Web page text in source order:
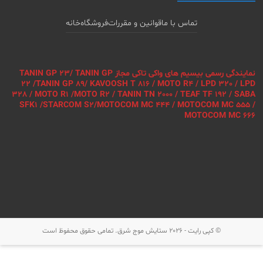
خانهفروشگاهقوانین و مقرراتتماس با ما
نمایندگی رسمی بیسیم های واکی تاکی مجاز TANIN GP 23/ TANIN GP
22 /TANIN GP 89/ KAVOOSH T 816 / MOTO R4 / LPD 320 / LPD
328 / MOTO R1 /MOTO R2 / TANIN TN 2000 / TEAF TF 192 / SABA
SFK1 /STARCOM S2/MOTOCOM MC 444 / MOTOCOM MC 555 /
MOTOCOM MC 666
© کپی رایت - 2026 ستایش موج شرق. تمامی حقوق محفوظ است